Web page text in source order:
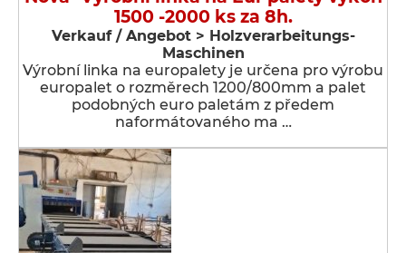
1500 -2000 ks za 8h.
Verkauf / Angebot > Holzverarbeitungs-
Maschinen
Výrobní linka na europalety je určena pro výrobu
europalet o rozměrech 1200/800mm a palet
podobných euro paletám z předem
naformátovaného ma …